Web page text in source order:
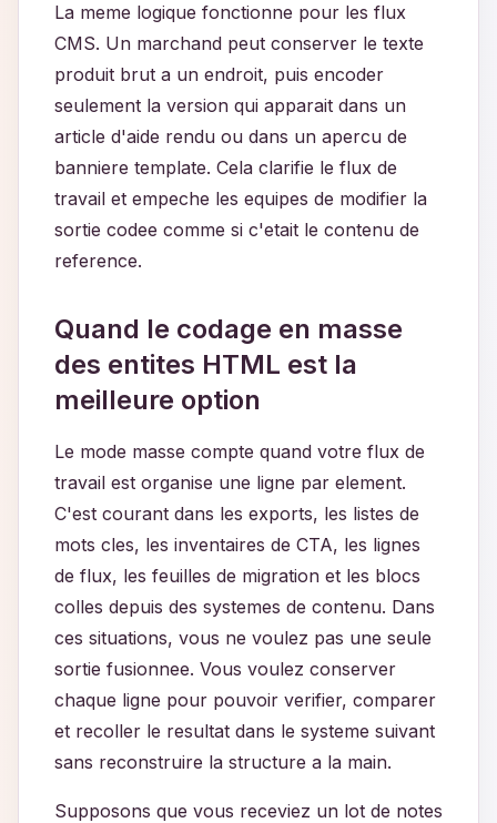
La meme logique fonctionne pour les flux
CMS. Un marchand peut conserver le texte
produit brut a un endroit, puis encoder
seulement la version qui apparait dans un
article d'aide rendu ou dans un apercu de
banniere template. Cela clarifie le flux de
travail et empeche les equipes de modifier la
sortie codee comme si c'etait le contenu de
reference.
Quand le codage en masse
des entites HTML est la
meilleure option
Le mode masse compte quand votre flux de
travail est organise une ligne par element.
C'est courant dans les exports, les listes de
mots cles, les inventaires de CTA, les lignes
de flux, les feuilles de migration et les blocs
colles depuis des systemes de contenu. Dans
ces situations, vous ne voulez pas une seule
sortie fusionnee. Vous voulez conserver
chaque ligne pour pouvoir verifier, comparer
et recoller le resultat dans le systeme suivant
sans reconstruire la structure a la main.
Supposons que vous receviez un lot de notes